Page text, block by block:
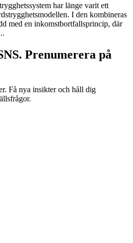
har länge varit ett
I den kombineras
med en inkomstbortfallsprincip, där
Prenumerera på
Få nya insikter och håll dig